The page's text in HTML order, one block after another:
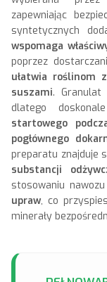
zapewniając
syntetycznych
wspomaga
poprzez
ułatwia roślinom
suszami. Granulat
dlatego
startowego
pogłównego
preparatu znajduje
substancji
stosowaniu
upraw, co
minerały